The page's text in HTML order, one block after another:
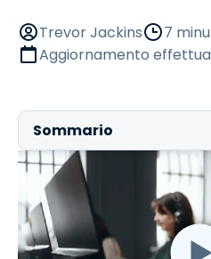
Trevor Jackins
7
Aggiornamento
Sommario